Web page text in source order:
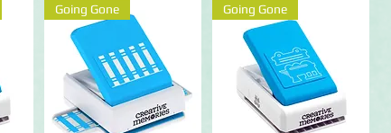
Going Gone Going Gone